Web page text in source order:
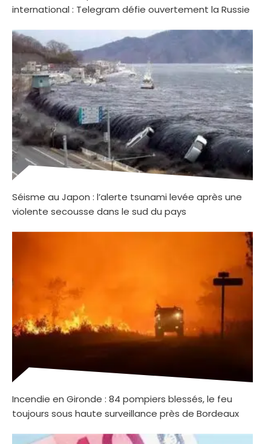
international : Telegram défie ouvertement la Russie
Séisme au Japon : l’alerte tsunami levée après une
violente secousse dans le sud du pays
Incendie en Gironde : 84 pompiers blessés, le feu
toujours sous haute surveillance près de Bordeaux